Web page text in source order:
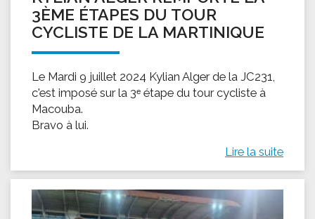
3ÈME ÉTAPES DU TOUR
CYCLISTE DE LA MARTINIQUE
Le Mardi 9 juillet 2024 Kylian Alger de la JC231,
c'est imposé sur la 3ᵉ étape du tour cycliste à
Macouba.
Bravo à lui.
Lire la suite